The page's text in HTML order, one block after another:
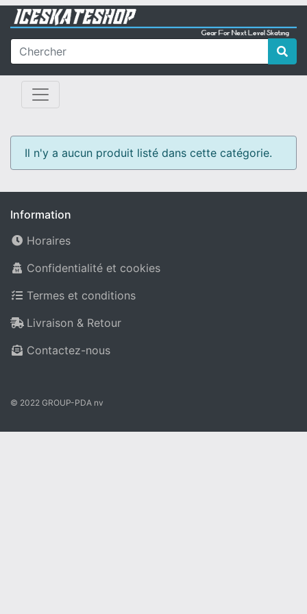
Il n'y a aucun produit listé dans cette catégorie.
Information
Horaires
Confidentialité et cookies
Termes et conditions
Livraison & Retour
Contactez-nous
© 2022 GROUP-PDA nv